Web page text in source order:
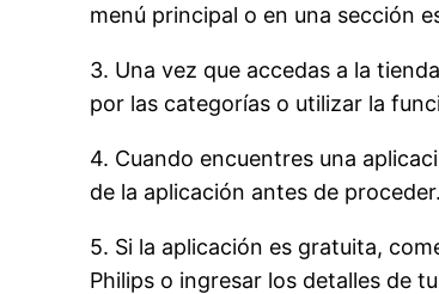
menú principal o en una sección
3. Una vez que accedas a la
por las categorías o utilizar la
4. Cuando encuentres una
de la aplicación antes de proceder.
5. Si la aplicación es gratuita,
Philips o ingresar los detalles de